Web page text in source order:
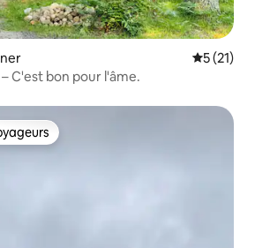
5 (21)
C'est bon pour l'âme.
les plus appréciés